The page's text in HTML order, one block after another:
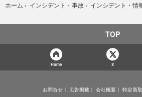
ホーム › インシデント・事故 › インシデント・情
TOP
Home X
お問合せ 広告掲載 会社概要
特定商